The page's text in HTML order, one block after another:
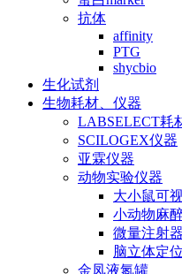
抗体
affinity
PTG
shycbio
生化试剂
生物耗材、仪器
LABSELECT耗
SCILOGEX仪器
亚霖仪器
动物实验仪器
大小鼠可
小动物麻
微量注射器
脑立体定
金凤液氮罐